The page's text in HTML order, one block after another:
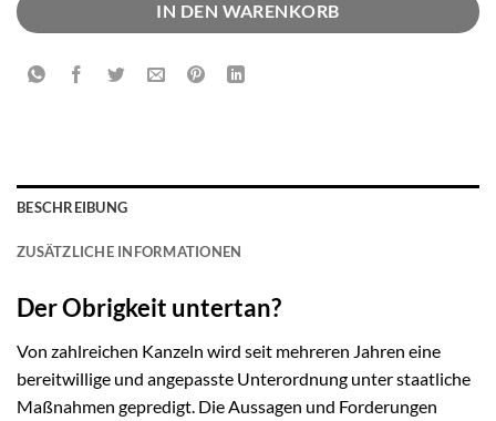
IN DEN WARENKORB
BESCHREIBUNG
ZUSÄTZLICHE INFORMATIONEN
Der Obrigkeit untertan?
Von zahlreichen Kanzeln wird seit mehreren Jahren eine
bereitwillige und angepasste Unterordnung unter staatliche
Maßnahmen gepredigt. Die Aussagen und Forderungen